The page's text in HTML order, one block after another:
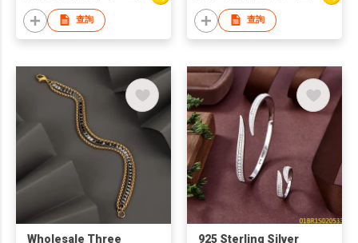
查詢 查詢
Wholesale Three
925 Sterling Silver